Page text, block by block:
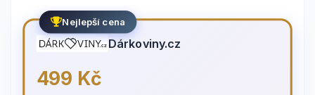
Nejlepší cena
Dárkoviny.cz
499 Kč